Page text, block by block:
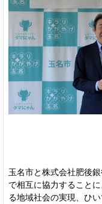
玉名市と株式会社肥後
で相互に協力すること
る地域社会の実現、ひ